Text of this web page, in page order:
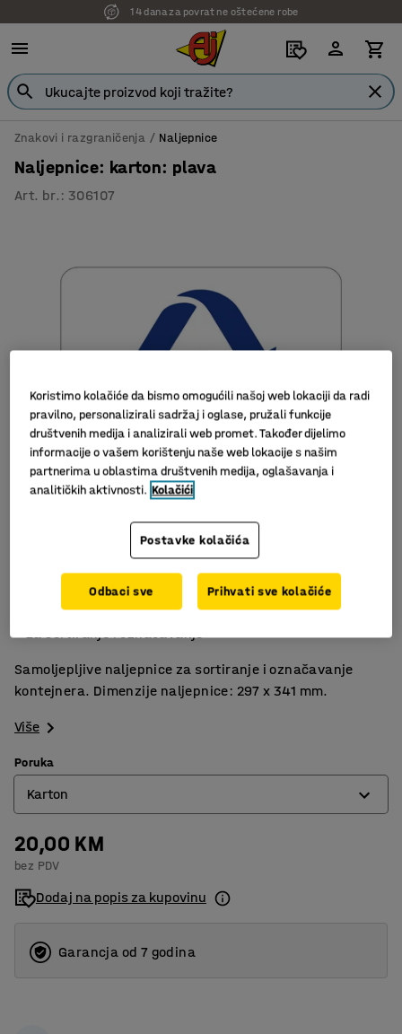
14 dana za povrat ne oštećene robe
Znakovi i razgraničenja Naljepnice
Naljepnice: karton: plava
Art. br. : 306107
Naljepnice
Za sortiranje i označavanje
Samoljepljive naljepnice za sortiranje i označavanje
kontejnera. Dimenzije naljepnice: 297 x 341 mm.
Više
Poruka
Karton
Čisto staklo
Drvo
Fluorescentno
Karton
20,00 KM
bez PDV
Dodaj na popis za kupovinu
Garancja od 7 godina
Koristimo kolačiće da bismo omogućili našoj web lokaciji da radi
pravilno, personalizirali sadržaj i oglase, pružali funkcije
društvenih medija i analizirali web promet. Također dijelimo
informacije o vašem korištenju naše web lokacije s našim
partnerima u oblastima društvenih medija, oglašavanja i
analitičkih aktivnosti. Kolačići
Postavke kolačića
Odbaci sve Prihvati sve kolačiće